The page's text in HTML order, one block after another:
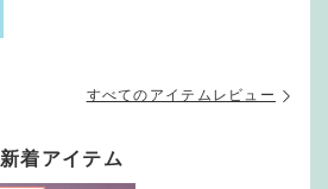
すべてのアイテムレビュー
新着アイテム